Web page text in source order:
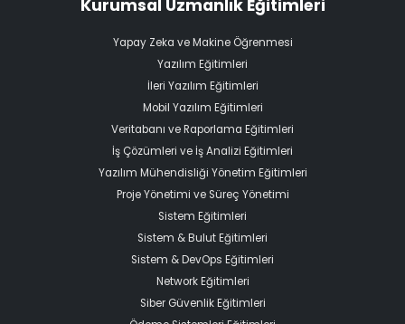
Kurumsal Uzmanlık Eğitimleri
Yapay Zeka ve Makine Öğrenmesi
Yazılım Eğitimleri
İleri Yazılım Eğitimleri
Mobil Yazılım Eğitimleri
Veritabanı ve Raporlama Eğitimleri
İş Çözümleri ve İş Analizi Eğitimleri
Yazılım Mühendisliği Yönetim Eğitimleri
Proje Yönetimi ve Süreç Yönetimi
Sistem Eğitimleri
Sistem & Bulut Eğitimleri
Sistem & DevOps Eğitimleri
Network Eğitimleri
Siber Güvenlik Eğitimleri